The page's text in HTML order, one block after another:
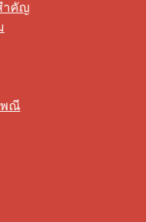
ำคัญ
พณี